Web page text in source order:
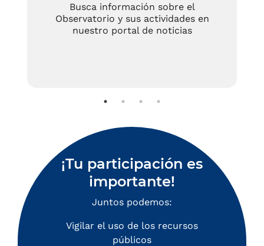
Busca información sobre el
Observatorio y sus actividades en
nuestro portal de noticias
¡Tu participación es
importante!
Juntos podemos:
Vigilar el uso de los recursos
públicos